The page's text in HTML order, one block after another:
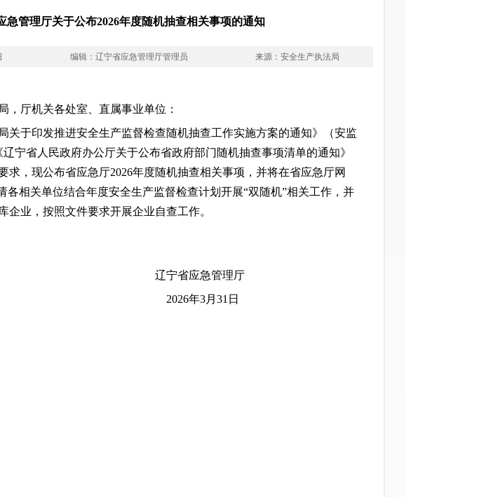
急管理厅关于公布2026年度随机抽查相关事项的通知
编辑：辽宁省应急管理厅管理员 来源：安全生产执法局
，厅机关各处室、直属事业单位：
于印发推进安全生产监督检查随机抽查工作实施方案的通知》（安监
辽宁省人民政府办公厅关于公布省政府部门随机抽查事项清单的通知》
求，现公布省应急厅2026年度随机抽查相关事项，并将在省应急厅网
各相关单位结合年度安全生产监督检查计划开展“双随机”相关工作，并
企业，按照文件要求开展企业自查工作。
应急管理厅
3月31日